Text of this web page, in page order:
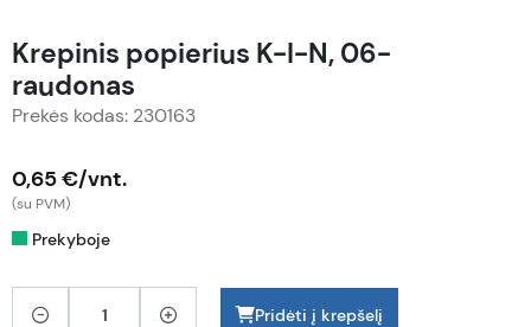
Krepinis popierius K-I-N, 06-
raudonas
Prekės kodas: 230163
0,65 €/vnt.
(su PVM)
Prekyboje
Pridėti į krepšelį